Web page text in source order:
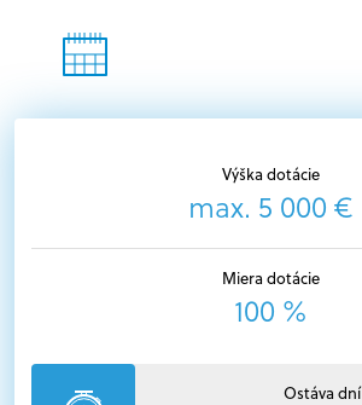
Výška dotácie
max. 5 000 €
Miera dotácie
100 %
Ostáva dní